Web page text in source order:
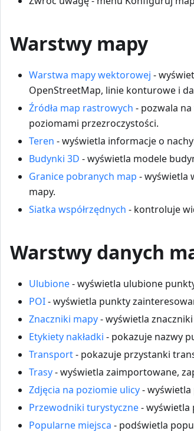
Warstwy mapy
Warstwa mapy wektorowej -
OpenStreetMap, linie konturowe i
Źródła map rastrowych - pozwala na
poziomami przezroczystości.
Teren - wyświetla informacje o
Budynki 3D - wyświetla modele
Granice pobranych map - wyświetla
mapy.
Siatka współrzędnych - kontroluje
Warstwy danych
Ulubione- wyświetla ulubione
POI- wyświetla punkty
Znaczniki mapy- wyświetla
Etykiety nakładki - pokazuje nazwy
Transport- pokazuje przystanki
Trasy- wyświetla zaimportowane,
Zdjęcia na poziomie ulicy-
Przewodniki turystyczne- wyświetla
Popularne miejsca - podświetla